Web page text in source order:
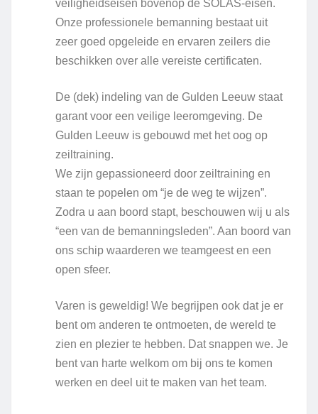
veiligheidseisen bovenop de SOLAS-eisen.
Onze professionele bemanning bestaat uit
zeer goed opgeleide en ervaren zeilers die
beschikken over alle vereiste certificaten.
De (dek) indeling van de Gulden Leeuw staat
garant voor een veilige leeromgeving. De
Gulden Leeuw is gebouwd met het oog op
zeiltraining.
We zijn gepassioneerd door zeiltraining en
staan ​​te popelen om “je de weg te wijzen”.
Zodra u aan boord stapt, beschouwen wij u als
“een van de bemanningsleden”. Aan boord van
ons schip waarderen we teamgeest en een
open sfeer.
Varen is geweldig! We begrijpen ook dat je er
bent om anderen te ontmoeten, de wereld te
zien en plezier te hebben. Dat snappen we. Je
bent van harte welkom om bij ons te komen
werken en deel uit te maken van het team.